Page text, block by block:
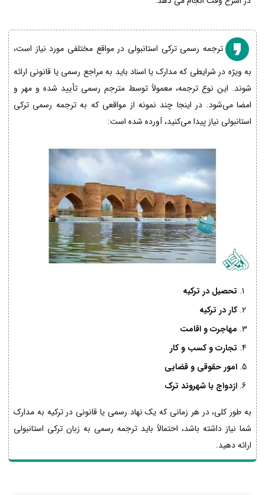
ترجمه رسمی ترکی استانبولی در مواقع مختلفی مورد نیاز است،
به ویژه در شرایطی که مدارک یا اسناد باید به مراجع رسمی یا قانونی ارائه
شوند. این نوع ترجمه، معمولاً توسط مترجم رسمی تأیید شده و مهر و
امضا می‌شود. در اینجا چند نمونه از مواقعی که به ترجمه رسمی ترکی
استانبولی نیاز پیدا می‌کنید، آورده شده است:
تحصیل در ترکیه
کار در ترکیه
مهاجرت و اقامت
تجارت و کسب و کار
امور حقوقی و قضایی
ازدواج با شهروند ترک
به طور کلی، در هر زمانی که یک نهاد رسمی یا قانونی در ترکیه به مدارک
شما نیاز داشته باشد، احتمالاً باید ترجمه رسمی به زبان ترکی استانبولی
ارائه دهید.